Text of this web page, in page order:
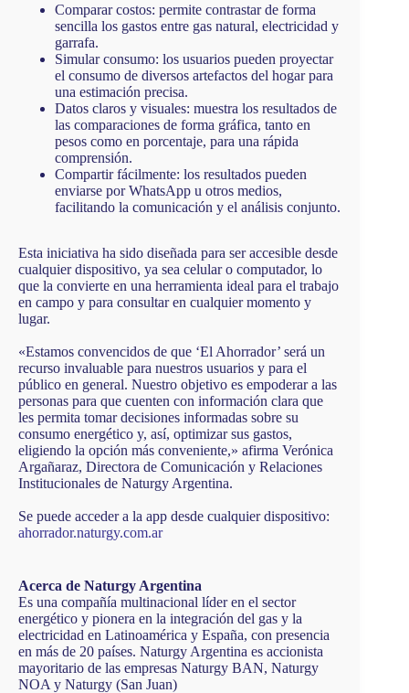
Comparar costos: permite contrastar de forma
sencilla los gastos entre gas natural, electricidad y
garrafa.
Simular consumo: los usuarios pueden proyectar
el consumo de diversos artefactos del hogar para
una estimación precisa.
Datos claros y visuales: muestra los resultados de
las comparaciones de forma gráfica, tanto en
pesos como en porcentaje, para una rápida
comprensión.
Compartir fácilmente: los resultados pueden
enviarse por WhatsApp u otros medios,
facilitando la comunicación y el análisis conjunto.
Esta iniciativa ha sido diseñada para ser accesible desde
cualquier dispositivo, ya sea celular o computador, lo
que la convierte en una herramienta ideal para el trabajo
en campo y para consultar en cualquier momento y
lugar.
«Estamos convencidos de que ‘El Ahorrador’ será un
recurso invaluable para nuestros usuarios y para el
público en general. Nuestro objetivo es empoderar a las
personas para que cuenten con información clara que
les permita tomar decisiones informadas sobre su
consumo energético y, así, optimizar sus gastos,
eligiendo la opción más conveniente,» afirma Verónica
Argañaraz, Directora de Comunicación y Relaciones
Institucionales de Naturgy Argentina.
Se puede acceder a la app desde cualquier dispositivo:
ahorrador.naturgy.com.ar
Acerca de Naturgy Argentina
Es una compañía multinacional líder en el sector
energético y pionera en la integración del gas y la
electricidad en Latinoamérica y España, con presencia
en más de 20 países. Naturgy Argentina es accionista
mayoritario de las empresas Naturgy BAN, Naturgy
NOA y Naturgy (San Juan)